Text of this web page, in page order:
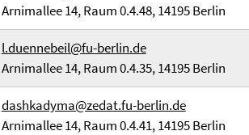
Arnimallee 14, Raum 0.4.48, 14195 Berlin
l.duennebeil@fu-berlin.de
Arnimallee 14, Raum 0.4.35, 14195 Berlin
dashkadyma@zedat.fu-berlin.de
Arnimallee 14, Raum 0.4.41, 14195 Berlin